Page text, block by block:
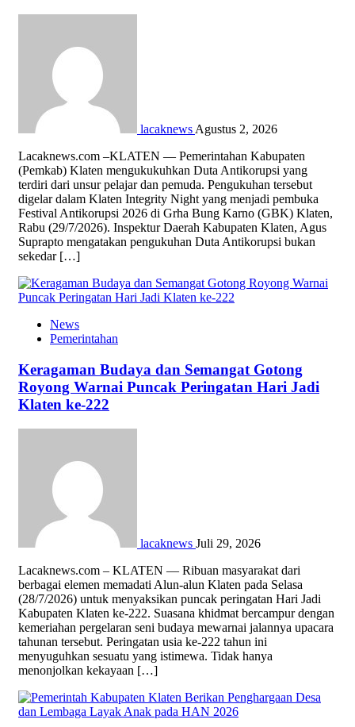
lacaknews Agustus 2, 2026
Lacaknews.com –KLATEN — Pemerintahan Kabupaten
(Pemkab) Klaten mengukukuhkan Duta Antikorupsi yang
terdiri dari unsur pelajar dan pemuda. Pengukuhan tersebut
digelar dalam Klaten Integrity Night yang menjadi pembuka
Festival Antikorupsi 2026 di Grha Bung Karno (GBK) Klaten,
Rabu (29/7/2026). Inspektur Daerah Kabupaten Klaten, Agus
Suprapto mengatakan pengukuhan Duta Antikorupsi bukan
sekedar […]
News
Pemerintahan
Keragaman Budaya dan Semangat Gotong
Royong Warnai Puncak Peringatan Hari Jadi
Klaten ke-222
lacaknews Juli 29, 2026
Lacaknews.com – KLATEN — Ribuan masyarakat dari
berbagai elemen memadati Alun-alun Klaten pada Selasa
(28/7/2026) untuk menyaksikan puncak peringatan Hari Jadi
Kabupaten Klaten ke-222. Suasana khidmat bercampur dengan
kemeriahan pergelaran seni budaya mewarnai jalannya upacara
tahunan tersebut. Peringatan usia ke-222 tahun ini
menyuguhkan sesuatu yang istimewa. Tidak hanya
menonjolkan kekayaan […]